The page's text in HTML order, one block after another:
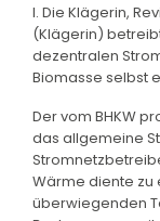
I. Die Klägerin,
(Klägerin)
dezentralen
Biomasse selbst
Der vom BHKW
das allgemeine
Wärme diente zu
überwiegenden